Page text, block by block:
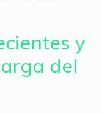
y
del